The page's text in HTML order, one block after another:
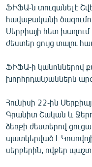
ՏԵՍԱՆՅՈՒԹԵՐ
ԲԱՆԱՎԵՃ
ՁԳՏԵԼՈՎ
Հայերեն
English
Русский
ՀԵՏԵՎԵՔ ՄԵԶ
ՖԻՖԱ-ն տուգանել է
հավաքականի
Սերբիայի հետ
ժեստեր ցույց տալու
ՖԻՖԱ-ի կանոններով
խորհրդանշաններն
Հունիսի 22-ին
Գրանիտ Շական և
ձեռքի ժեստերով
պատկերված է
սերբերին, ովքեր